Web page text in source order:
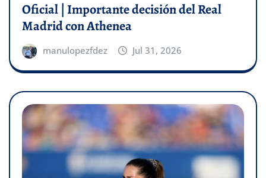
Oficial | Importante decisión del Real
Madrid con Athenea
manulopezfdez Jul 31, 2026